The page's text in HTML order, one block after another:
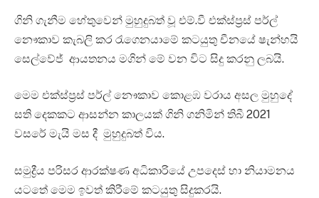
ගිනි ගැනීම හේතුවෙන් මුහුදුබත් වූ එම්.වී එක්ස්ප්‍රස් පර්ල්
නෞකාව කැබලි කර රැ‍ගෙනයාමේ කටයුතු චීනයේ ෂැන්හයි
සෙල්වේජ් ආයතනය මගින් මේ වන විට සිදු කරනු ලබයි.
මෙම එක්ස්ප්‍රස් පර්ල් නෞකාව කොළඹ වරාය අසල මුහුදේ
සති දෙකකට ආසන්න කාලයක් ගිනි ගනිමින් තිබී 2021
වසරේ මැයි මස දී මුහුදුබත් විය.
සමුද්‍රීය පරිසර ආරක්ෂණ අධිකාරියේ උපදෙස් හා නියාමනය
යටතේ මෙම ඉවත් කිරීමේ කටයුතු සිදුකරයි.